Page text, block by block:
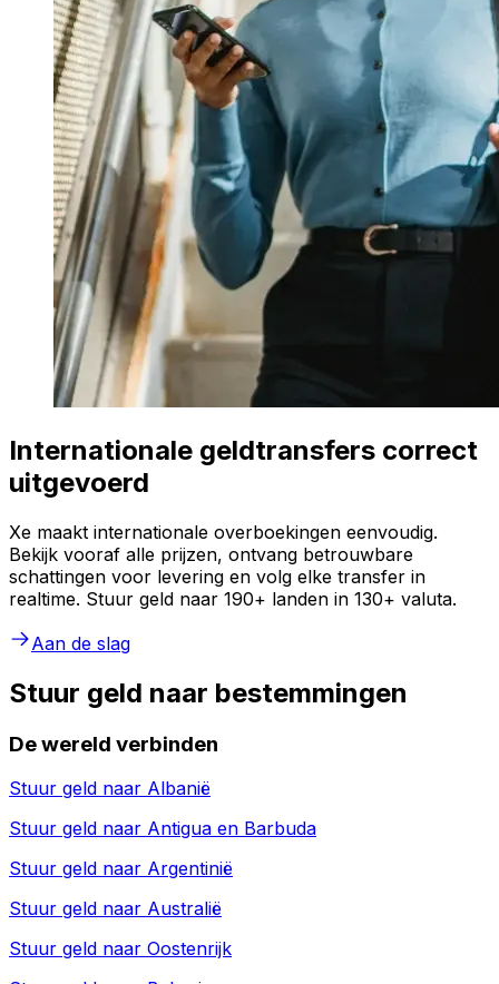
Internationale geldtransfers correct
uitgevoerd
Xe maakt internationale overboekingen eenvoudig.
Bekijk vooraf alle prijzen, ontvang betrouwbare
schattingen voor levering en volg elke transfer in
realtime. Stuur geld naar 190+ landen in 130+ valuta.
Aan de slag
Stuur geld naar bestemmingen
De wereld verbinden
Stuur geld naar Albanië
Stuur geld naar Antigua en Barbuda
Stuur geld naar Argentinië
Stuur geld naar Australië
Stuur geld naar Oostenrijk